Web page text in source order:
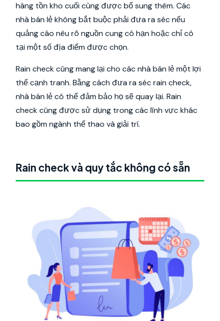
hàng tồn kho cuối cùng được bổ sung thêm. Các
nhà bán lẻ không bắt buộc phải đưa ra séc nếu
quảng cáo nêu rõ nguồn cung có hạn hoặc chỉ có
tại một số địa điểm được chọn.
Rain check cũng mang lại cho các nhà bán lẻ một lợi
thế cạnh tranh. Bằng cách đưa ra séc rain check,
nhà bán lẻ có thể đảm bảo họ sẽ quay lại. Rain
check cũng được sử dụng trong các lĩnh vực khác
bao gồm ngành thể thao và giải trí.
Rain check và quy tắc không có sẵn